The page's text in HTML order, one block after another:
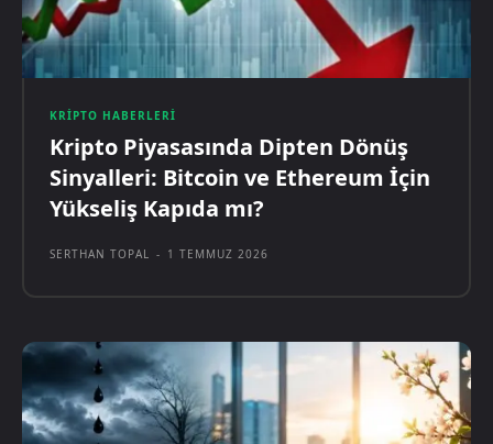
KRIPTO HABERLERI
Kripto Piyasasında Dipten Dönüş
Sinyalleri: Bitcoin ve Ethereum İçin
Yükseliş Kapıda mı?
SERTHAN TOPAL - 1 TEMMUZ 2026